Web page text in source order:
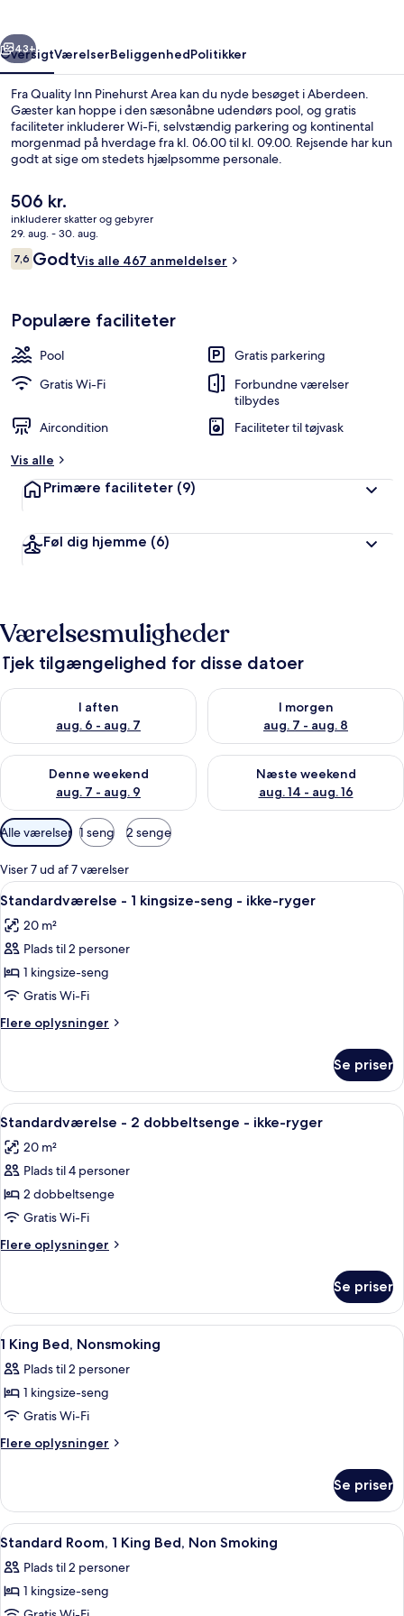
Næste
43+
OversigtVærelserBeliggenhedPolitikker
Fra Quality Inn Pinehurst Area kan du nyde besøget i Aberdeen.
Gæster kan hoppe i den sæsonåbne udendørs pool, og gratis
faciliteter inkluderer Wi-Fi, selvstændig parkering og kontinental
morgenmad på hverdage fra kl. 06.00 til kl. 09.00. Rejsende har kun
godt at sige om stedets hjælpsomme personale.
Den
nuværende
pris
er
506 kr.
506 kr.
inkluderer skatter og gebyrer
29. aug. - 30. aug.
Anmeldelser
7,67,6 ud af 10.
GodtVis alle 467 anmeldelser
Populære faciliteter
Pool
Gratis parkering
Gratis Wi-Fi
Forbundne værelser
tilbydes
Aircondition
Faciliteter til tøjvask
Vis alle
Primære faciliteter (9)
Føl dig hjemme (6)
Værelsesmuligheder
Tjek tilgængelighed for disse datoer
I aften
aug. 6 - aug. 7
Tjek tilgængelighed for i aften aug. 6 - aug. 7
I morgen
aug. 7 - aug. 8
Tjek tilgængelighed for i
Denne weekend
aug. 7 - aug. 9
Tjek tilgængelighed for denne weekend aug. 7 - aug. 9
Næste weekend
aug. 14 - aug. 16
Tjek tilgængelighed for næste
Tilgængelige
filtre
for
værelser
Alle værelser 1 seng 2 senge
Viser 7 ud af 7 værelser
Indlæs
alle
billeder
af
Standardværelse
-
1
kingsize-
-
ikke-
ryger
Et hotelværelse med en seng, et
4
Standardværelse - 1 kingsize-seng - ikke-ryger
20 m²
Plads til 2 personer
1 kingsize-seng
Gratis Wi-Fi
Flere oplysninger
Flere
-
kingsize-
ikke-
Se priser
Indlæs
alle
billeder
af
Standardværelse
-
2
dobbeltsenge
ikke-
ryger
Et hotelværelse med en stor seng,
4
Standardværelse - 2 dobbeltsenge - ikke-ryger
20 m²
Plads til 4 personer
2 dobbeltsenge
Gratis Wi-Fi
Flere oplysninger
Flere
-
dobbeltsenge
ikke-
ryger
Se priser
Indlæs
alle
billeder
af
1
King
Et hotelværelse med seng, stol,
6
1 King Bed, Nonsmoking
Plads til 2 personer
1 kingsize-seng
Gratis Wi-Fi
Flere oplysninger
Flere
King
Bed,
Nonsmoking
Se priser
Indlæs
alle
billeder
af
Et badeværelse med badekar, toilet
1
Standard Room, 1 King Bed, Non Smoking
Plads til 2 personer
1 kingsize-seng